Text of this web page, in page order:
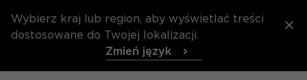
Wybierz kraj lub region, aby wyświetlać treści
dostosowane do Twojej lokalizacji.
Zmień język